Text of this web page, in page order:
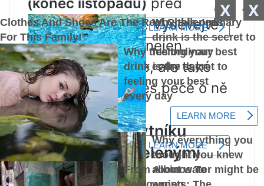
X
X
příchodem mrazů. Vysévejte
do brázd, abyste nejen
neztratili sazenice, ale také
zjednodušili proces péče o ně
až do přesazení.
4. Množení rakytníku
dřevnatými a zelenými
řízky